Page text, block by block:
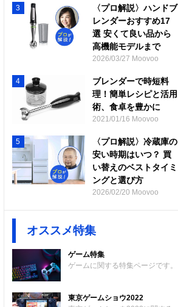
3
〈プロ解説〉ハンドブ
レンダーおすすめ17
選 安くて良い品から
高機能モデルまで
2026/03/27 Moovoo
4
ブレンダーで時短料
理！簡単レシピと活用
術、食卓を豊かに
2021/01/16 Moovoo
5
〈プロ解説〉冷蔵庫の
安い時期はいつ？ 買
い替えのベストタイミ
ングと選び方
2026/02/20 Moovoo
オススメ特集
ゲーム特集
ゲームに関する特集ページです。
東京ゲームショウ2022